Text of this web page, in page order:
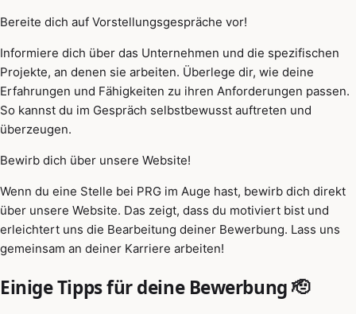
Bereite dich auf Vorstellungsgespräche vor!
Informiere dich über das Unternehmen und die spezifischen
Projekte, an denen sie arbeiten. Überlege dir, wie deine
Erfahrungen und Fähigkeiten zu ihren Anforderungen passen.
So kannst du im Gespräch selbstbewusst auftreten und
überzeugen.
Bewirb dich über unsere Website!
Wenn du eine Stelle bei PRG im Auge hast, bewirb dich direkt
über unsere Website. Das zeigt, dass du motiviert bist und
erleichtert uns die Bearbeitung deiner Bewerbung. Lass uns
gemeinsam an deiner Karriere arbeiten!
Einige Tipps für deine Bewerbung 🫡